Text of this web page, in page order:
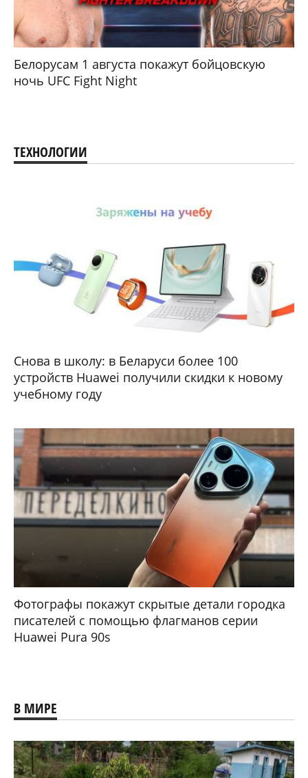
Белорусам 1 августа покажут бойцовскую
ночь UFC Fight Night
ТЕХНОЛОГИИ
Снова в школу: в Беларуси более 100
устройств Huawei получили скидки к новому
учебному году
Фотографы покажут скрытые детали городка
писателей с помощью флагманов серии
Huawei Pura 90s
В МИРЕ